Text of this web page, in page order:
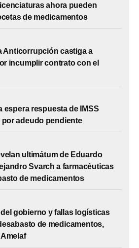
ahora pueden
de medicamentos
Anticorrupción castiga a
incumplir contrato con el
espera respuesta de IMSS
por adeudo pendiente
ultimátum de Eduardo
Svarch a farmacéuticas
de medicamentos
gobierno y fallas logísticas
de medicamentos,